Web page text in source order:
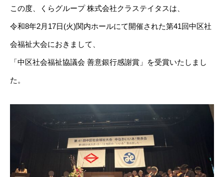
この度、くらグループ 株式会社クラステイタスは、
令和8年2月17日(火)関内ホールにて開催された第41回中区社
会福祉大会におきまして、
「中区社会福祉協議会 善意銀行感謝賞」を受賞いたしまし
た。